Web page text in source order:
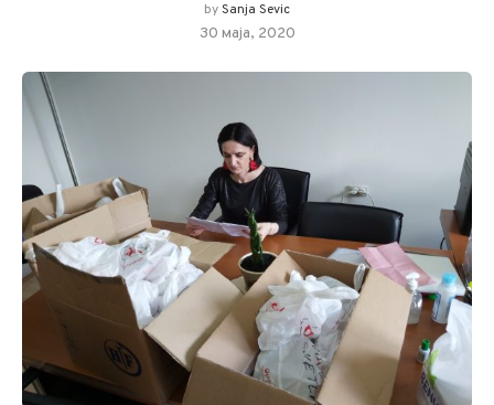
bySanja Sevic
30 маја, 2020